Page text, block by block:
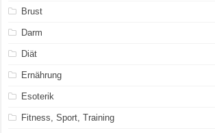
Brust
Darm
Diät
Ernährung
Esoterik
Fitness, Sport, Training